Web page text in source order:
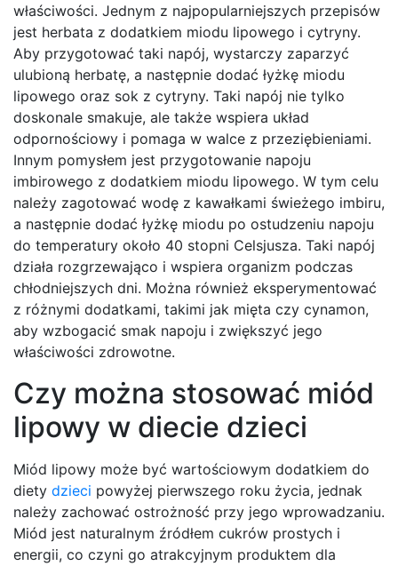
właściwości. Jednym z najpopularniejszych przepisów
jest herbata z dodatkiem miodu lipowego i cytryny.
Aby przygotować taki napój, wystarczy zaparzyć
ulubioną herbatę, a następnie dodać łyżkę miodu
lipowego oraz sok z cytryny. Taki napój nie tylko
doskonale smakuje, ale także wspiera układ
odpornościowy i pomaga w walce z przeziębieniami.
Innym pomysłem jest przygotowanie napoju
imbirowego z dodatkiem miodu lipowego. W tym celu
należy zagotować wodę z kawałkami świeżego imbiru,
a następnie dodać łyżkę miodu po ostudzeniu napoju
do temperatury około 40 stopni Celsjusza. Taki napój
działa rozgrzewająco i wspiera organizm podczas
chłodniejszych dni. Można również eksperymentować
z różnymi dodatkami, takimi jak mięta czy cynamon,
aby wzbogacić smak napoju i zwiększyć jego
właściwości zdrowotne.
Czy można stosować miód
lipowy w diecie dzieci
Miód lipowy może być wartościowym dodatkiem do
diety dzieci powyżej pierwszego roku życia, jednak
należy zachować ostrożność przy jego wprowadzaniu.
Miód jest naturalnym źródłem cukrów prostych i
energii, co czyni go atrakcyjnym produktem dla